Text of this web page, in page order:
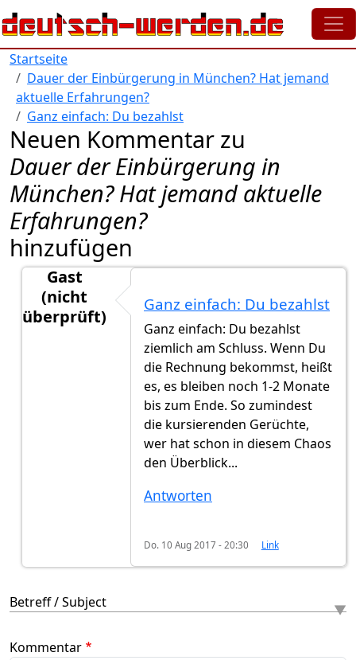
Direkt zum Inhalt
Startseite
Dauer der Einbürgerung in München? Hat jemand
aktuelle Erfahrungen?
Ganz einfach: Du bezahlst
Neuen Kommentar zu
Dauer der Einbürgerung in
München? Hat jemand aktuelle
Erfahrungen?
hinzufügen
Gast
(nicht
überprüft)
Ich habe meine Antrag am Junivon
Ganz einfach: Du bezahlst
Ganz einfach: Du bezahlst
ziemlich am Schluss. Wenn Du
die Rechnung bekommst, heißt
es, es bleiben noch 1-2 Monate
bis zum Ende. So zumindest
die kursierenden Gerüchte,
wer hat schon in diesem Chaos
den Überblick...
Antworten
Do. 10 Aug 2017 - 20:30 Link
Betreff / Subject
Kommentar